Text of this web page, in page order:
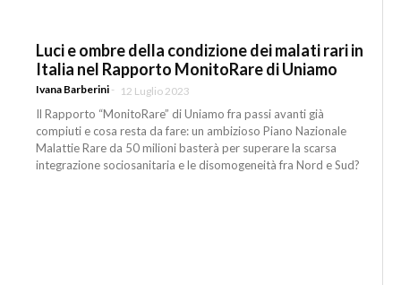
Luci e ombre della condizione dei malati rari in
Italia nel Rapporto MonitoRare di Uniamo
Ivana Barberini - 12 Luglio 2023
Il Rapporto “MonitoRare” di Uniamo fra passi avanti già
compiuti e cosa resta da fare: un ambizioso Piano Nazionale
Malattie Rare da 50 milioni basterà per superare la scarsa
integrazione sociosanitaria e le disomogeneità fra Nord e Sud?